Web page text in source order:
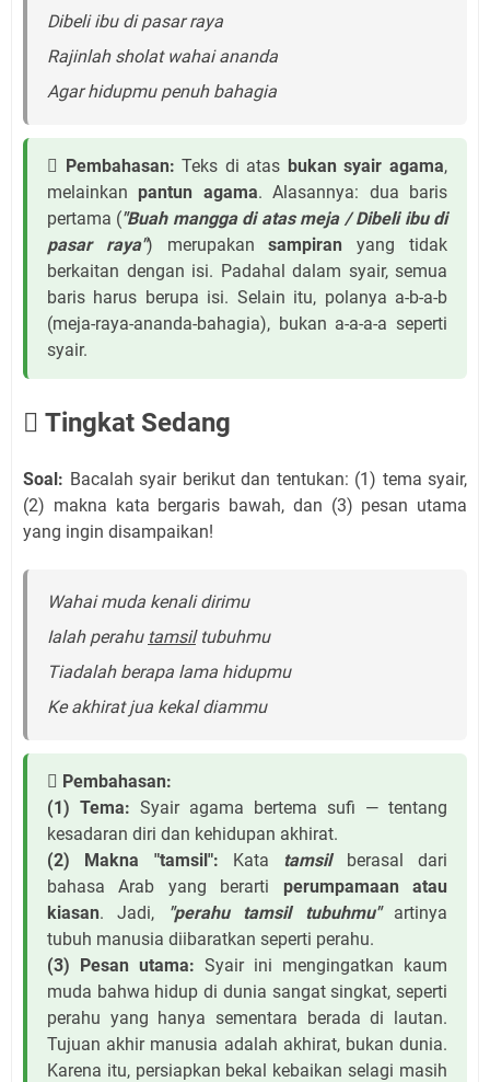
Dibeli ibu di pasar raya
Rajinlah sholat wahai ananda
Agar hidupmu penuh bahagia
 Pembahasan: Teks di atas bukan syair agama,
melainkan pantun agama. Alasannya: dua baris
pertama ("Buah mangga di atas meja / Dibeli ibu di
pasar raya") merupakansampiran yang tidak
berkaitan dengan isi. Padahal dalam syair, semua
baris harus berupa isi. Selain itu, polanya a-b-a-b
(meja-raya-ananda-bahagia), bukan a-a-a-a seperti
syair.
 Tingkat Sedang
Soal: Bacalah syair berikut dan tentukan: (1) tema syair,
(2) makna kata bergaris bawah, dan (3) pesan utama
yang ingin disampaikan!
Wahai muda kenali dirimu
Ialah perahu tamsiltubuhmu
Tiadalah berapa lama hidupmu
Ke akhirat jua kekal diammu
 Pembahasan:
(1) Tema: Syair agama bertema sufi — tentang
kesadaran diri dan kehidupan akhirat.
(2) Makna "tamsil": Kata tamsilberasal dari
bahasa Arab yang berarti perumpamaan atau
kiasan. Jadi, "perahu tamsil tubuhmu"artinya
tubuh manusia diibaratkan seperti perahu.
(3) Pesan utama: Syair ini mengingatkan kaum
muda bahwa hidup di dunia sangat singkat, seperti
perahu yang hanya sementara berada di lautan.
Tujuan akhir manusia adalah akhirat, bukan dunia.
Karena itu, persiapkan bekal kebaikan selagi masih